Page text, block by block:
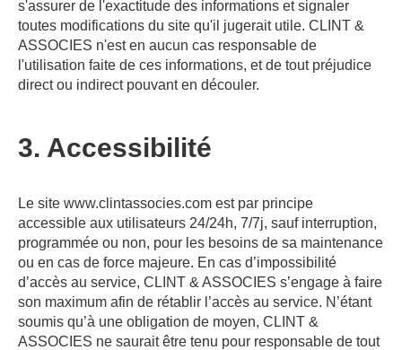
s'assurer de l'exactitude des informations et signaler
toutes modifications du site qu'il jugerait utile. CLINT &
ASSOCIES n'est en aucun cas responsable de
l'utilisation faite de ces informations, et de tout préjudice
direct ou indirect pouvant en découler.
3. Accessibilité
Le site www.clintassocies.com est par principe
accessible aux utilisateurs 24/24h, 7/7j, sauf interruption,
programmée ou non, pour les besoins de sa maintenance
ou en cas de force majeure. En cas d’impossibilité
d’accès au service, CLINT & ASSOCIES s’engage à faire
son maximum afin de rétablir l’accès au service. N’étant
soumis qu’à une obligation de moyen, CLINT &
ASSOCIES ne saurait être tenu pour responsable de tout